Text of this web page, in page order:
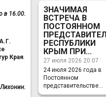
в 16.00.
Края.
ЗНАЧИМАЯ
ВСТРЕЧА В
ПОСТОЯННОМ
РЕСПУБЛИКИ
КРЫМ ПРИ...
27 июля 2026 20:07
24 июля 2026 года в
Постоянном
представительстве...